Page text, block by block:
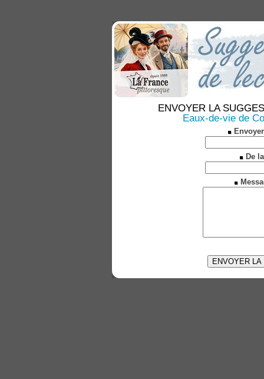
ENVOYER LA
Eaux-de-vie de
De